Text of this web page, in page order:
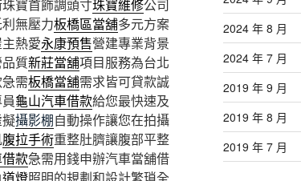
寶首飾調頭寸珠寶維修公司
無壓力板橋區當舖多元方案
熱愛永康預售營建專業背景
質新莊當舖項目服務為台北
需板橋當舖需求皆可貸款誠
龜山汽車借款給您最快速及
攝影棚自動操作讓您在拍攝
腹拉手術重整肚臍讓腹部平整
款急需用錢申辦汽車當舖借
2024 年 8 月
2024 年 7 月
2019 年 9 月
2019 年 8 月
2019 年 7 月